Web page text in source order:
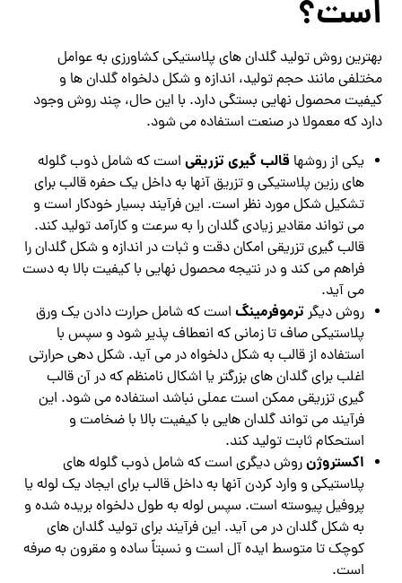
است؟
بهترین روش تولید گلدان های پلاستیکی کشاورزی به عوامل
مختلفی مانند حجم تولید، اندازه و شکل دلخواه گلدان ها و
کیفیت محصول نهایی بستگی دارد. با این حال، چند روش وجود
دارد که معمولا در صنعت استفاده می شود.
یکی از روشها قالب‌ گیری تزریقی است که شامل ذوب گلوله‌
های رزین پلاستیکی و تزریق آنها به داخل یک حفره قالب برای
تشکیل شکل مورد نظر است. این فرآیند بسیار خودکار است و
می تواند مقادیر زیادی گلدان را به سرعت و کارآمد تولید کند.
قالب‌ گیری تزریقی امکان دقت و ثبات در اندازه و شکل گلدان را
فراهم می‌ کند و در نتیجه محصول نهایی با کیفیت بالا به دست
می‌ آید.
روش دیگرترموفرمینگ است که شامل حرارت دادن یک ورق
پلاستیکی صاف تا زمانی که انعطاف پذیر شود و سپس با
استفاده از قالب به شکل دلخواه در می آید. شکل دهی حرارتی
اغلب برای گلدان های بزرگتر یا اشکال نامنظم که در آن قالب
گیری تزریقی ممکن است عملی نباشد استفاده می شود. این
فرآیند می تواند گلدان هایی با کیفیت بالا با ضخامت و
استحکام ثابت تولید کند.
اکستروژنروش دیگری است که شامل ذوب گلوله های
پلاستیکی و وارد کردن آنها به داخل قالب برای ایجاد یک لوله یا
پروفیل پیوسته است. سپس لوله به طول دلخواه بریده شده و
به شکل گلدان در می آید. این فرآیند برای تولید گلدان های
کوچک تا متوسط ایده آل است و نسبتاً ساده و مقرون به صرفه
است.